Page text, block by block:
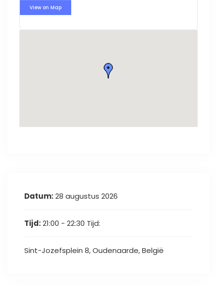
View on Map
Datum:28 augustus 2026
Tijd:21:00 - 22:30 Tijd:
Sint-Jozefsplein 8, Oudenaarde, België